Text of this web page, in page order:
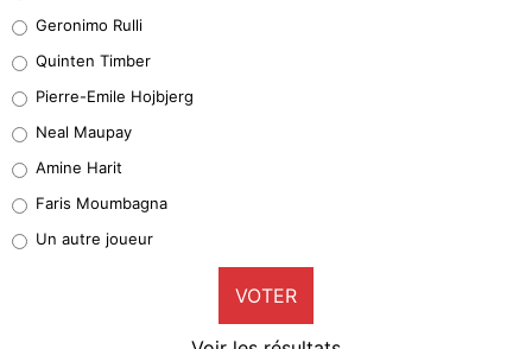
32%
5%
1%
9%
Geronimo Rulli
Quinten Timber
Pierre-Emile Hojbjerg
Neal Maupay
Amine Harit
Faris Moumbagna
Un autre joueur
VOTER